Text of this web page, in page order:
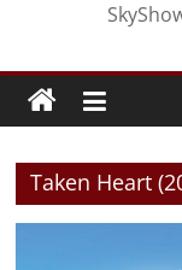
Taken Heart